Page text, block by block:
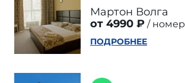
Мартон Волга
от 4990 ₽
номер
ПОДРОБНЕЕ